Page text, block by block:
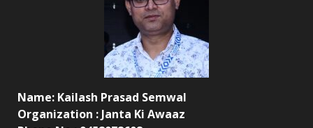
Name: Kailash Prasad Semwal
Organization : Janta Ki Awaaz